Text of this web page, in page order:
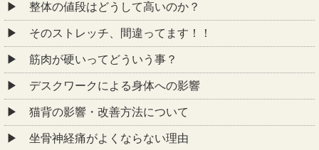
整体の値段はどうして高いのか？
そのストレッチ、間違ってます！！
筋肉が硬いってどういう事？
デスクワークによる身体への影響
猫背の影響・改善方法について
坐骨神経痛がよくならない理由